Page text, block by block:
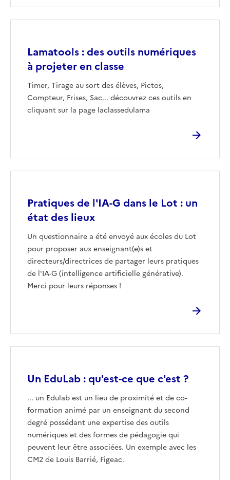
Lamatools : des outils numériques
à projeter en classe
Timer, Tirage au sort des élèves, Pictos,
Compteur, Frises, Sac... découvrez ces outils en
cliquant sur la page laclassedulama
Pratiques de l'IA-G dans le Lot : un
état des lieux
Un questionnaire a été envoyé aux écoles du Lot
pour proposer aux enseignant(e)s et
directeurs/directrices de partager leurs pratiques
de l'IA-G (intelligence artificielle générative).
Merci pour leurs réponses !
Un EduLab : qu'est-ce que c'est ?
... un Edulab est un lieu de proximité et de co-
formation animé par un enseignant du second
degré possédant une expertise des outils
numériques et des formes de pédagogie qui
peuvent leur être associées. Un exemple avec les
CM2 de Louis Barrié, Figeac.